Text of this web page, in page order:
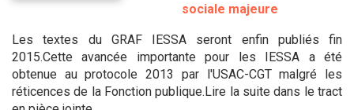
sociale majeure
Les textes du GRAF IESSA seront enfin publiés fin
2015.Cette avancée importante pour les IESSA a été
obtenue au protocole 2013 par l'USAC-CGT malgré les
réticences de la Fonction publique.Lire la suite dans le tract